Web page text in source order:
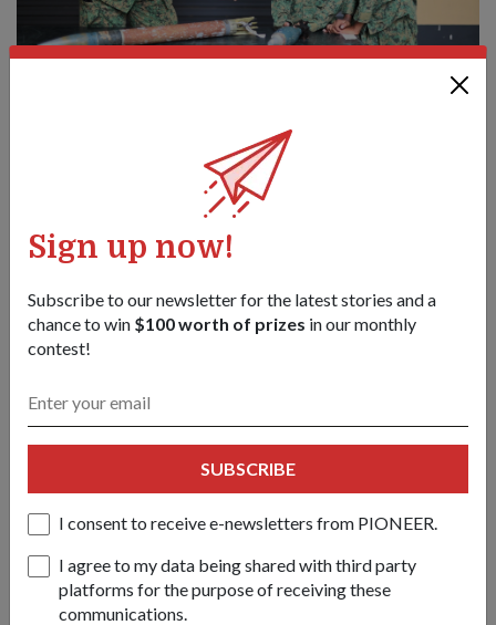
Sign up now!
Subscribe to our newsletter for the latest stories and a
chance to win $100 worth of prizes in our monthly
contest!
SUBSCRIBE
I consent to receive e-newsletters from PIONEER.
I agree to my data being shared with third party
platforms for the purpose of receiving these
communications.
的各种炸弹。他手中拿的是一枚新加坡榴弹碎片，同时，桌
面上放置着一枚68毫米口径火箭（左）和一枚81毫米口径的
也被称为AUNAV。远程操纵车辆配备了机械臂，让排爆操作
员在安全距离内破坏简易爆炸装置（IED）。